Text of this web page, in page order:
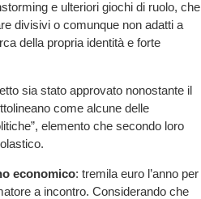
e ulteriori giochi di ruolo, che
divisivi o comunque non adatti a
della propria identità e forte
sia stato approvato nonostante il
come alcune delle
elemento che secondo loro
economico: tremila euro l’anno per
a incontro. Considerando che